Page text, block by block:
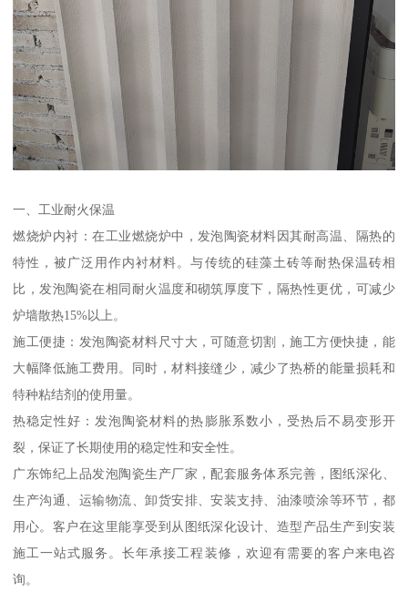
一、工业耐火保温
燃烧炉内衬：在工业燃烧炉中，发泡陶瓷材料因其耐高温、隔热的
特性，被广泛用作内衬材料。与传统的硅藻土砖等耐热保温砖相
比，发泡陶瓷在相同耐火温度和砌筑厚度下，隔热性更优，可减少
炉墙散热15%以上。
施工便捷：发泡陶瓷材料尺寸大，可随意切割，施工方便快捷，能
大幅降低施工费用。同时，材料接缝少，减少了热桥的能量损耗和
特种粘结剂的使用量。
热稳定性好：发泡陶瓷材料的热膨胀系数小，受热后不易变形开
裂，保证了长期使用的稳定性和安全性。
广东饰纪上品发泡陶瓷生产厂家，配套服务体系完善，图纸深化、
生产沟通、运输物流、卸货安排、安装支持、油漆喷涂等环节，都
用心。客户在这里能享受到从图纸深化设计、造型产品生产到安装
施工一站式服务。长年承接工程装修，欢迎有需要的客户来电咨
询。